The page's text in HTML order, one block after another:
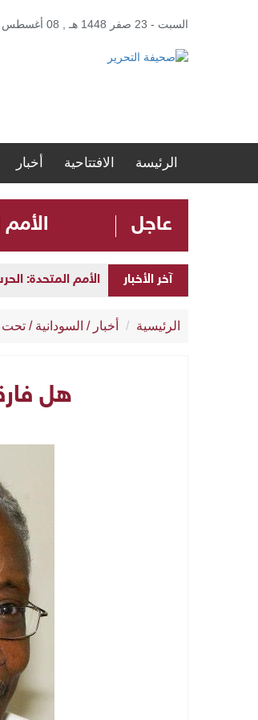
السبت - 23 صفر 1448 هـ , 08 أغسطس 2026 م
الرئيسة الافتتاحية أخبار
عاجل الأمم
آخر الأخبار
ضمن مشروع “نور
الرئيسية أخبار / السودانية / تحت
هل